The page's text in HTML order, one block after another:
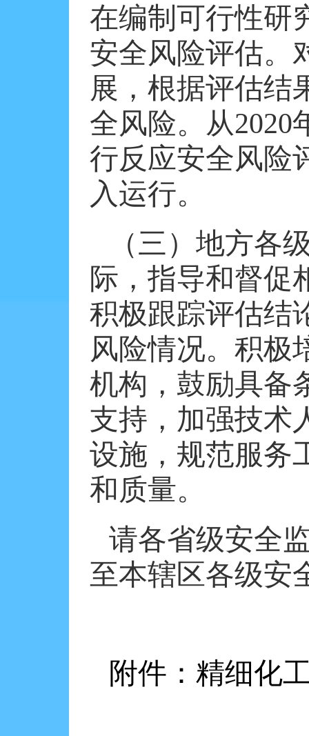
在编制可行性研
安全风险评估。
展，根据评估结
全风险。从2020
行反应安全风险
入运行。
（三）地方各
际，指导和督促
积极跟踪评估结
风险情况。积极
机构，鼓励具备
支持，加强技术
设施，规范服务
和质量。
请各省级安全
至本辖区各级安
附件：精细化